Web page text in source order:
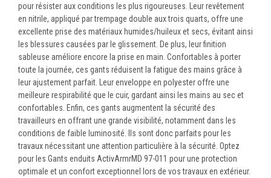
pour résister aux conditions les plus rigoureuses. Leur revêtement
en nitrile, appliqué par trempage double aux trois quarts, offre une
excellente prise des matériaux humides/huileux et secs, évitant ainsi
les blessures causées par le glissement. De plus, leur finition
sableuse améliore encore la prise en main. Confortables à porter
toute la journée, ces gants réduisent la fatigue des mains grâce à
leur ajustement parfait. Leur enveloppe en polyester offre une
meilleure respirabilité que le cuir, gardant ainsi les mains au sec et
confortables. Enfin, ces gants augmentent la sécurité des
travailleurs en offrant une grande visibilité, notamment dans les
conditions de faible luminosité. Ils sont donc parfaits pour les
travaux nécessitant une attention particulière à la sécurité. Optez
pour les Gants enduits ActivArmrMD 97-011 pour une protection
optimale et un confort exceptionnel lors de vos travaux en extérieur.